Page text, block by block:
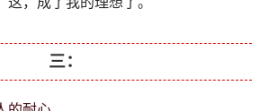
三：